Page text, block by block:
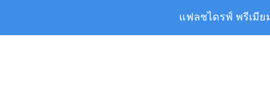
แฟลชไดรฟ์ พรีเมีย